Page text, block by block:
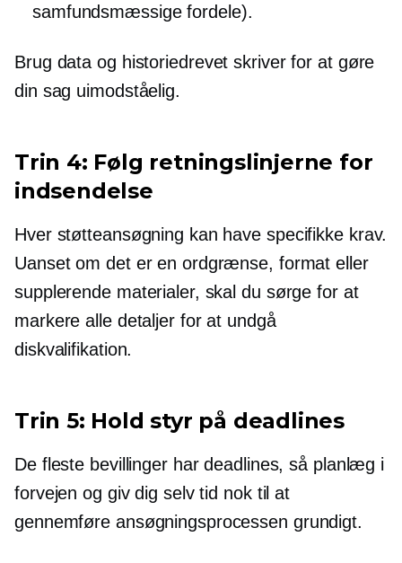
samfundsmæssige fordele).
Brug data og historiedrevet skriver for at gøre
din sag uimodståelig.
Trin 4: Følg retningslinjerne for
indsendelse
Hver støtteansøgning kan have specifikke krav.
Uanset om det er en ordgrænse, format eller
supplerende materialer, skal du sørge for at
markere alle detaljer for at undgå
diskvalifikation.
Trin 5: Hold styr på deadlines
De fleste bevillinger har deadlines, så planlæg i
forvejen og giv dig selv tid nok til at
gennemføre ansøgningsprocessen grundigt.